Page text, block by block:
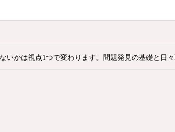
いかは視点1つで変わります。問題発見の基礎と日